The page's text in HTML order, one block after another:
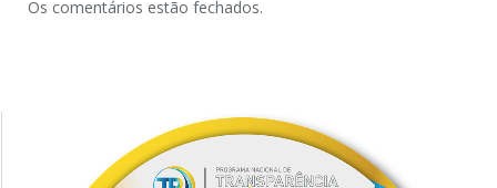
Os comentários estão fechados.